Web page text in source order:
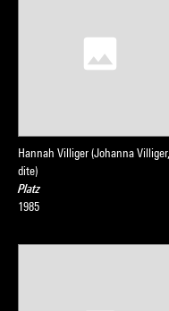
Hannah Villiger (Johanna Villiger,
dite)
Platz
1985